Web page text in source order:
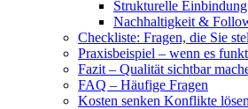
Strukturelle
Nachhaltigkeit &
Checkliste: Fragen, die Sie
Praxisbeispiel – wenn es
Fazit – Qualität sichtbar
FAQ – Häufige Fragen
Kosten senken Konflikte lösen